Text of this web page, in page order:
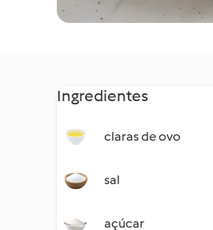
Ingredientes
claras de ovo
sal
açúcar